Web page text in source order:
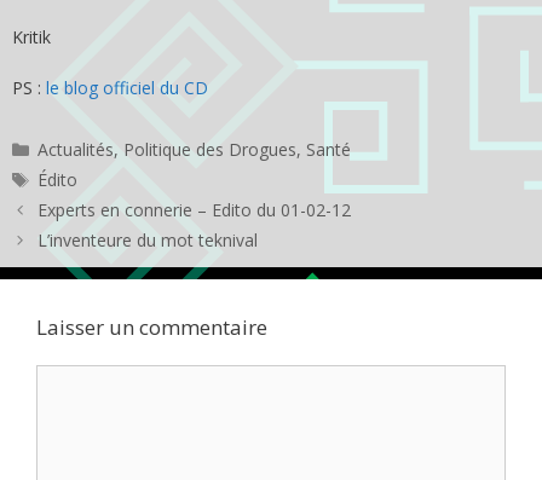
Kritik
PS : le blog officiel du CD
Catégories
Actualités, Politique des Drogues, Santé
Étiquettes
Édito
Experts en connerie – Edito du 01-02-12
L’inventeure du mot teknival
Laisser un commentaire